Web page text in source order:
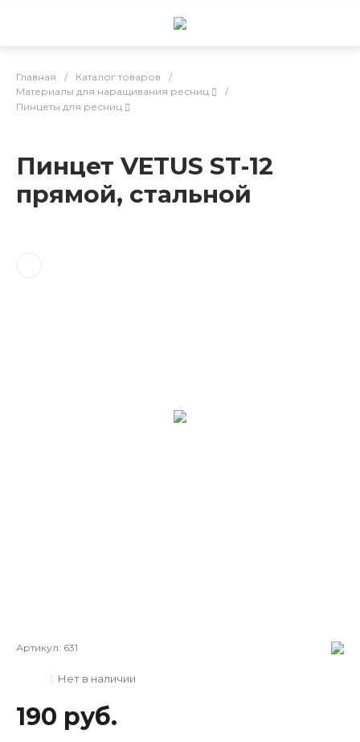
Главная / Каталог товаров
/
Материалы для наращивания ресниц
/
Пинцеты для ресниц
Пинцет VETUS ST-12
прямой, стальной
Артикул: 631
Нет в наличии
190 руб.